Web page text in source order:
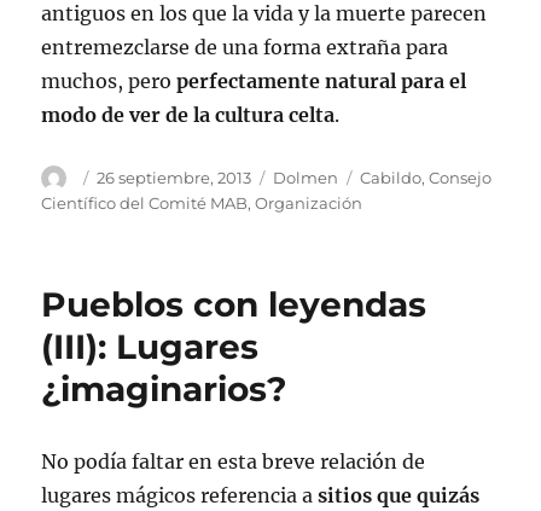
antiguos en los que la vida y la muerte parecen
entremezclarse de una forma extraña para
muchos, peroperfectamente natural para el
modo de ver de la cultura celta.
Autor
Publicado
el
26 septiembre, 2013 Categorías
Dolmen Etiquetas
Cabildo,Consejo
Científico del Comité MAB,Organización
Pueblos con leyendas
(III): Lugares
¿imaginarios?
No podía faltar en esta breve relación de
lugares mágicos referencia asitios que quizás